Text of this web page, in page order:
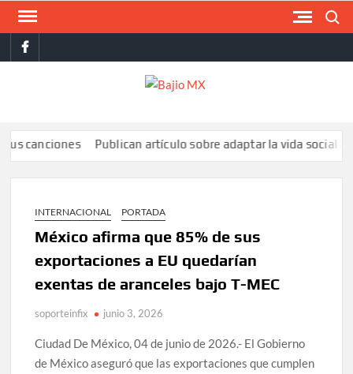
Saltar
contenidofacebook
Publican artículo sobre adaptar la vida social a la de
INTERNACIONAL PORTADA
México afirma que 85% de sus
exportaciones a EU quedarían
exentas de aranceles bajo T-MEC
soporteinfix junio 3, 2026
Ciudad De México, 04 de junio de 2026.- El Gobierno
de México aseguró que las exportaciones que cumplen